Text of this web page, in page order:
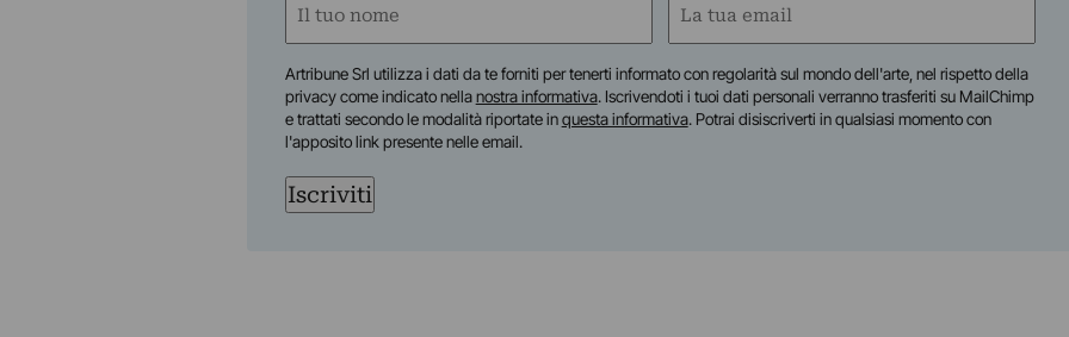
Artribune Srl utilizza i dati da te forniti per tenerti informato con regolarità sul mondo dell'arte, nel rispetto della
privacy come indicato nellanostra informativa. Iscrivendoti i tuoi dati personali verranno trasferiti su MailChimp
e trattati secondo le modalità riportate inquesta informativa. Potrai disiscriverti in qualsiasi momento con
l'apposito link presente nelle email.
Iscriviti